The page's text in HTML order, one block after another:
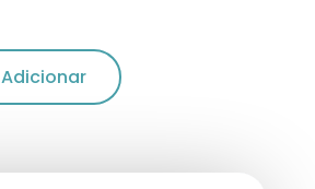
Adicionar